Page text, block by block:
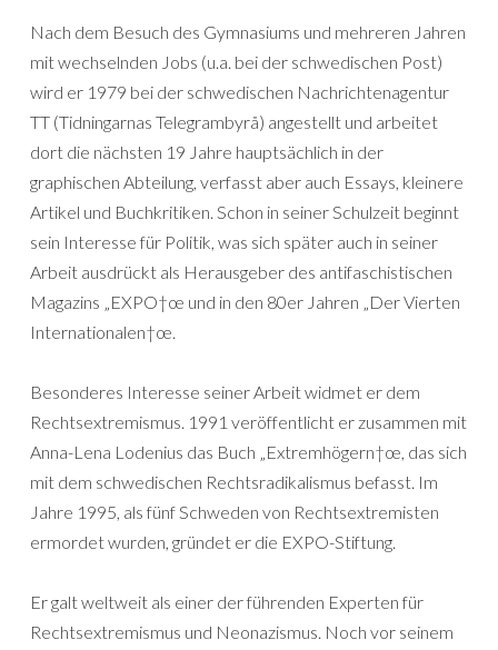
Nach dem Besuch des Gymnasiums und mehreren Jahren
mit wechselnden Jobs (u.a. bei der schwedischen Post)
wird er 1979 bei der schwedischen Nachrichtenagentur
TT (Tidningarnas Telegrambyrå) angestellt und arbeitet
dort die nächsten 19 Jahre hauptsächlich in der
graphischen Abteilung, verfasst aber auch Essays, kleinere
Artikel und Buchkritiken. Schon in seiner Schulzeit beginnt
sein Interesse für Politik, was sich später auch in seiner
Arbeit ausdrückt als Herausgeber des antifaschistischen
Magazins „EXPO†œ und in den 80er Jahren „Der Vierten
Internationalen†œ.
Besonderes Interesse seiner Arbeit widmet er dem
Rechtsextremismus. 1991 veröffentlicht er zusammen mit
Anna-Lena Lodenius das Buch „Extremhögern†œ, das sich
mit dem schwedischen Rechtsradikalismus befasst. Im
Jahre 1995, als fünf Schweden von Rechtsextremisten
ermordet wurden, gründet er die EXPO-Stiftung.
Er galt weltweit als einer der führenden Experten für
Rechtsextremismus und Neonazismus. Noch vor seinem